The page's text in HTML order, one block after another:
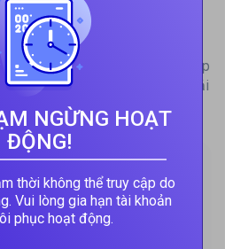
của chúng tôi
bạn các sản phẩm bảo hiểm mới
gũi với cuộc sống. Chúng tôi giúp
phẩm bảo hiểm đến hỗ trợ giải
cầu bồi thường.
NGỪNG HOẠT
ĐỘNG!
thời không thể truy cập do
Vui lòng gia hạn tài khoản
phục hoạt động.